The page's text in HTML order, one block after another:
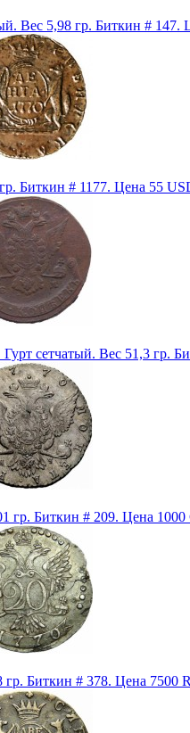
5,98 гр. Биткин # 147.
Биткин # 1177. Цена 55
Гурт сетчатый. Вес 51,3 гр.
гр. Биткин # 209. Цена 1000
Биткин # 378. Цена 7500